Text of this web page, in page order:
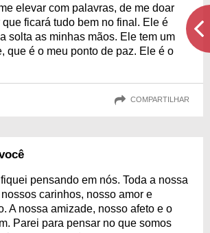
elevar com palavras, de me doar
ficará tudo bem no final. Ele é
solta as minhas mãos. Ele tem um
que é o meu ponto de paz. Ele é o
COMPARTILHAR
pensando em nós. Toda a nossa
carinhos, nosso amor e
A nossa amizade, nosso afeto e o
Parei para pensar no que somos